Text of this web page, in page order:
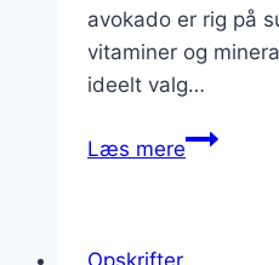
avokado er rig på
vitaminer og
ideelt valg…
Læs mereTortellini
Opskrifter